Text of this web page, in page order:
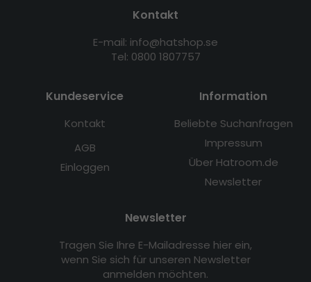
Kontakt
E-mail: info@hatshop.se
Tel: 0800 1807757
Kundeservice
Kontakt
AGB
Einloggen
Information
Beliebte Suchanfragen
Impressum
Über Hatroom.de
Newsletter
Newsletter
Tragen Sie Ihre E-Mailadresse hier ein,
wenn Sie sich für unseren Newsletter
anmelden möchten.